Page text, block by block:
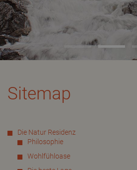
Sitemap
Die Natur Residenz
Philosophie
Wohlfühloase